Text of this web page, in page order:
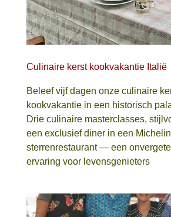
Culinaire kerst kookvakantie Italië
Beleef vijf dagen onze culinaire
kookvakantie in een historisch
Drie culinaire masterclasses,
een exclusief diner in een
sterrenrestaurant — een
ervaring voor levensgenieters